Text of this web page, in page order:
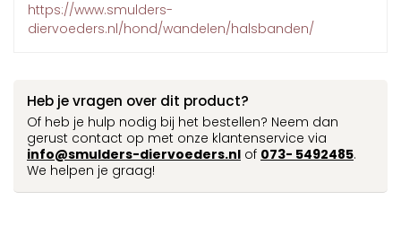
https://www.smulders-
diervoeders.nl/hond/wandelen/halsbanden/
Heb je vragen over dit product?
Of heb je hulp nodig bij het bestellen? Neem dan
gerust contact op met onze klantenservice via
info@smulders-diervoeders.nl of 073- 5492485.
We helpen je graag!